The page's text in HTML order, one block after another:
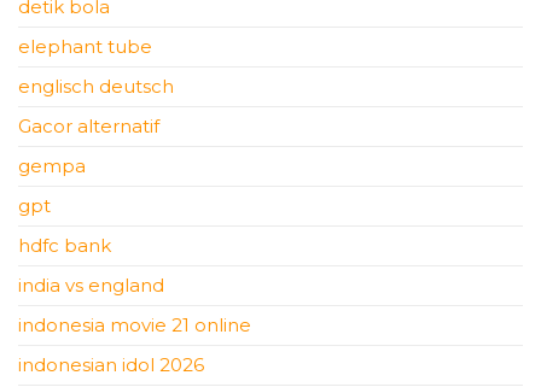
detik bola
elephant tube
englisch deutsch
Gacor alternatif
gempa
gpt
hdfc bank
india vs england
indonesia movie 21 online
indonesian idol 2026